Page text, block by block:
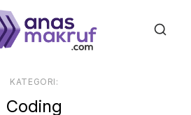
KATEGORI:
Coding